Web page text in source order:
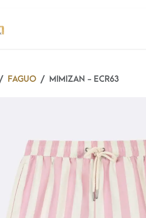
FAGUO MIMIZAN - ECR63